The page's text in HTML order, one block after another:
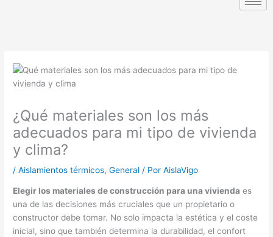
¿Qué materiales son los más
adecuados para mi tipo de vivienda
y clima?
/Aislamientos térmicos,General / PorAislaVigo
Elegir los materiales de construcción para una vivienda es
una de las decisiones más cruciales que un propietario o
constructor debe tomar. No solo impacta la estética y el coste
inicial, sino que también determina la durabilidad, el confort